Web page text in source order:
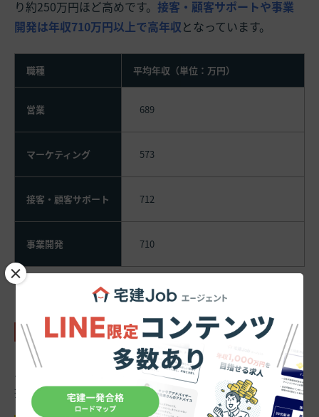
り約250万円ほど高めです。 接客・顧客サポートや事業
開発は年収710万円以上で高年収となっています。
職種 平均年収（単位：万円）
営業 689
マーケティング 573
接客・顧客サポート 712
事業開発 710
出典： 年収図鑑「三菱地所レジデンス」
3-3.学歴別
三菱地所レジデンスの公式ホームページでは「キャリア
採用」の応募要件として、「四年生大学（大学院含む）
または高等専門学校を卒業」 が記載されています。
×